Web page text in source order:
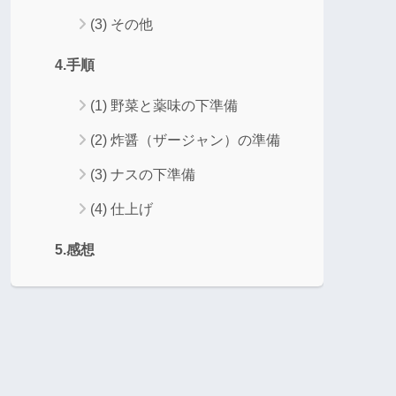
(3) その他
4.手順
(1) 野菜と薬味の下準備
(2) 炸醤（ザージャン）の準備
(3) ナスの下準備
(4) 仕上げ
5.感想